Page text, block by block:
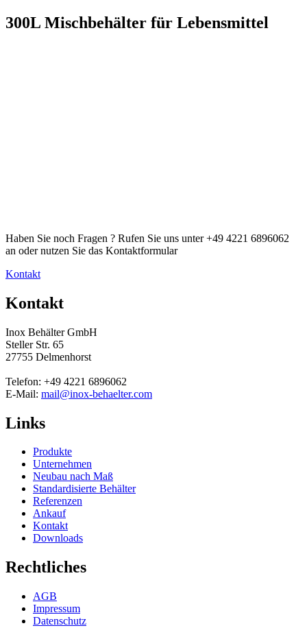
300L Mischbehälter für Lebensmittel
Haben Sie noch Fragen ? Rufen Sie uns unter +49 4221 6896062
an oder nutzen Sie das Kontaktformular
Kontakt
Kontakt
Inox Behälter GmbH
Steller Str. 65
27755 Delmenhorst
Telefon: +49 4221 6896062
E-Mail: mail@inox-behaelter.com
Links
Produkte
Unternehmen
Neubau nach Maß
Standardisierte Behälter
Referenzen
Ankauf
Kontakt
Downloads
Rechtliches
AGB
Impressum
Datenschutz